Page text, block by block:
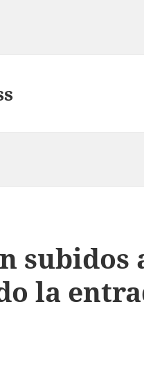
subidos
la